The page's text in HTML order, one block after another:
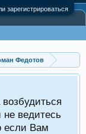
зарегистрироваться
Федотов
ведитесь
если Вам